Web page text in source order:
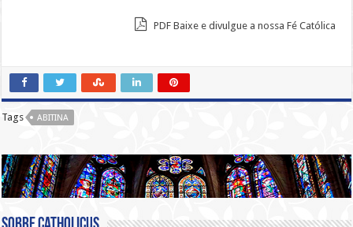
PDF Baixe e divulgue a nossa Fé Católica
Tags ABITINA